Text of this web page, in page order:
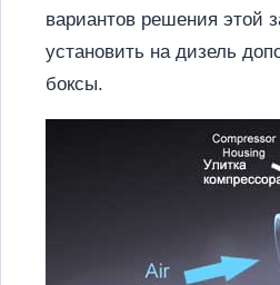
вариантов решения этой
установить на дизель
боксы.